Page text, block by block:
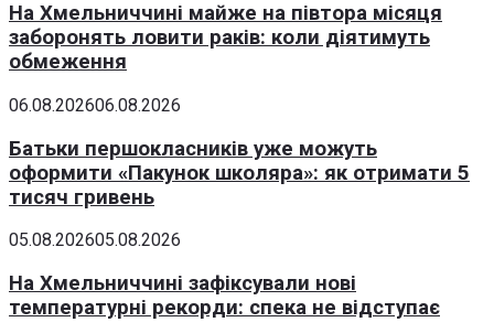
На Хмельниччині майже на півтора місяця
заборонять ловити раків: коли діятимуть
обмеження
06.08.202606.08.2026
Батьки першокласників уже можуть
оформити «Пакунок школяра»: як отримати 5
тисяч гривень
05.08.202605.08.2026
На Хмельниччині зафіксували нові
температурні рекорди: спека не відступає